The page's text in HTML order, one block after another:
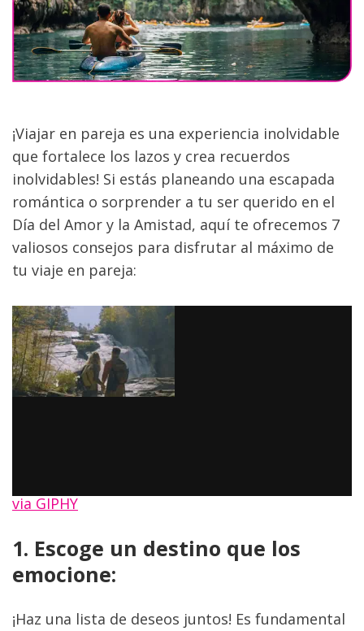
¡Viajar en pareja es una experiencia inolvidable
que fortalece los lazos y crea recuerdos
inolvidables! Si estás planeando una escapada
romántica o sorprender a tu ser querido en el
Día del Amor y la Amistad, aquí te ofrecemos 7
valiosos consejos para disfrutar al máximo de
tu viaje en pareja:
via GIPHY
1. Escoge un destino que los
emocione:
¡Haz una lista de deseos juntos! Es fundamental